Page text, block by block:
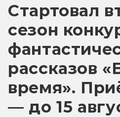
Стартовал
сезон
рассказов
время».
— до 15